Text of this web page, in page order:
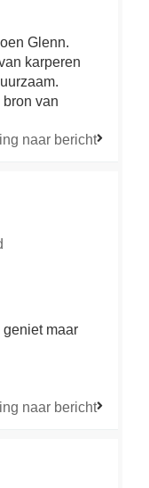
Glenn.
karperen
van
naar bericht
geniet maar
naar bericht